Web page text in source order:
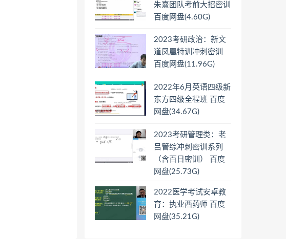
朱熹团队考前大招密训
百度网盘(4.60G)
2023考研政治：新文
道凤凰特训冲刺密训
百度网盘(11.96G)
2022年6月英语四级新
东方四级全程班 百度
网盘(34.67G)
2023考研管理类：老
吕管综冲刺密训系列
（含百日密训） 百度
网盘(25.73G)
2022医学考试安卓教
育：执业西药师 百度
网盘(35.21G)